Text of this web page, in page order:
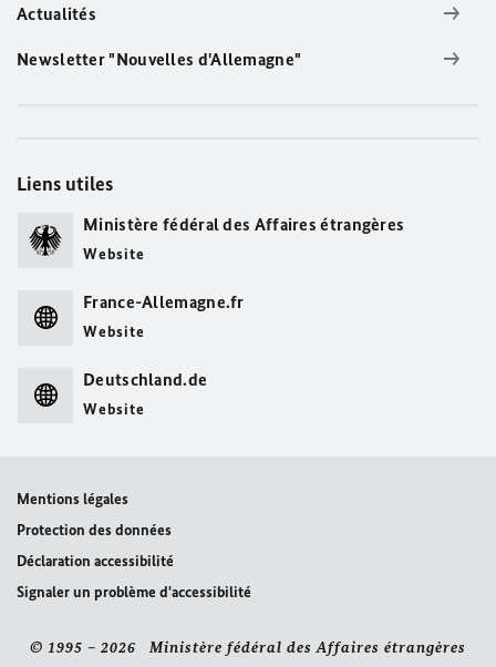
Actualités
Newsletter "Nouvelles d'Allemagne"
Liens utiles
Ministère fédéral des Affaires étrangères
Website
France-Allemagne.fr
Website
Deutschland.de
Website
Mentions légales
Protection des données
Déclaration accessibilité
Signaler un problème d'accessibilité
© 1995 – 2026 Ministère fédéral des Affaires étrangères